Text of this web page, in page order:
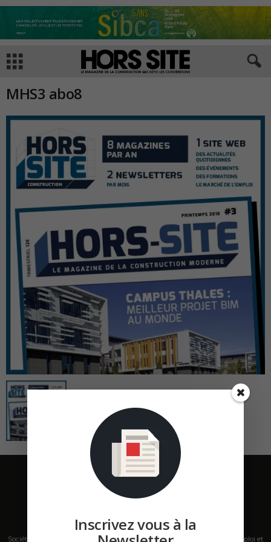
MHS3 abo8
Société de presse, plateforme de mise en relation sur les marchés B2B, emploi et
Inscrivez vous à la